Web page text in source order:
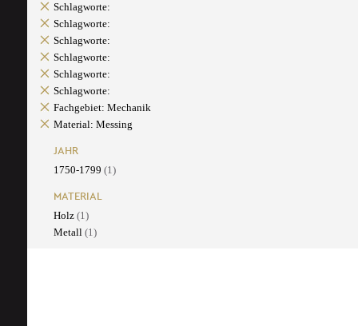
Schlagworte:
Schlagworte:
Schlagworte:
Schlagworte:
Schlagworte:
Schlagworte:
Fachgebiet: Mechanik
Material: Messing
JAHR
1750-1799 (1)
MATERIAL
Holz (1)
Metall (1)